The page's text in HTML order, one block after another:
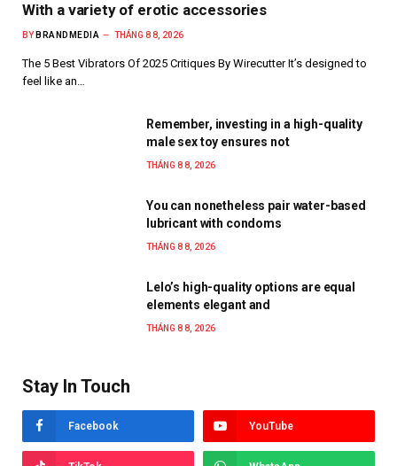
With a variety of erotic accessories
BY BRANDMEDIA THÁNG 8 8, 2026
The 5 Best Vibrators Of 2025 Critiques By Wirecutter It’s designed to
feel like an…
Remember, investing in a high-quality
male sex toy ensures not
THÁNG 8 8, 2026
You can nonetheless pair water-based
lubricant with condoms
THÁNG 8 8, 2026
Lelo’s high-quality options are equal
elements elegant and
THÁNG 8 8, 2026
Stay In Touch
Facebook YouTube